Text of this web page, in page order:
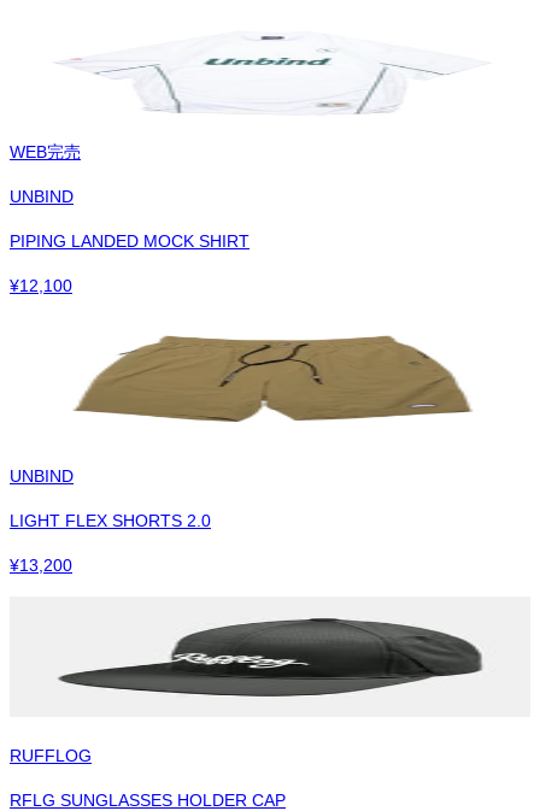
WEB完売
UNBIND
PIPING LANDED MOCK SHIRT
¥12,100
UNBIND
LIGHT FLEX SHORTS 2.0
¥13,200
RUFFLOG
RFLG SUNGLASSES HOLDER CAP